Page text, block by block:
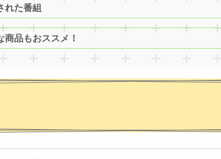
れた番組
商品もおススメ！